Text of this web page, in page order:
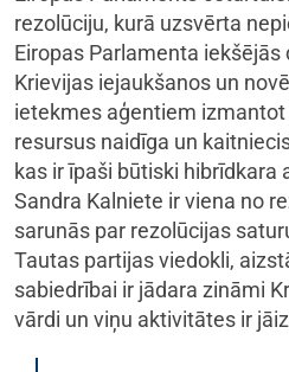
rezolūciju, kurā uzsvērta
Eiropas Parlamenta
Krievijas iejaukšanos un
ietekmes aģentiem
resursus naidīga un
kas ir īpaši būtiski hibrīdkara
Sandra Kalniete ir viena no
sarunās par rezolūcijas
Tautas partijas viedokli,
sabiedrībai ir jādara zināmi
vārdi un viņu aktivitātes ir